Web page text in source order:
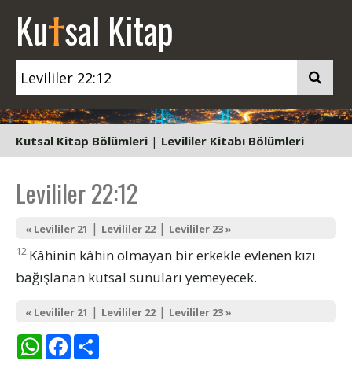
Kutsal Kitap
Kutsal Kitap Bölümleri | Levililer Kitabı Bölümleri
Levililer 22:12
« Levililer 21 | Levililer 22| Levililer 23 »
12 Kâhinin kâhin olmayan bir erkekle evlenen kızı
bağışlanan kutsal sunuları yemeyecek.
« Levililer 21 | Levililer 22| Levililer 23 »
WhatsAppFacebook